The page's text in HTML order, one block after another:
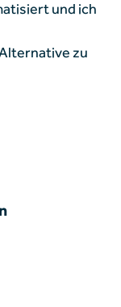
und ich
zu